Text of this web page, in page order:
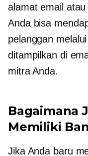
alamat email
Anda bisa
pelanggan
ditampilkan di
mitra Anda.
Bagaimana
Memiliki
Jika Anda baru